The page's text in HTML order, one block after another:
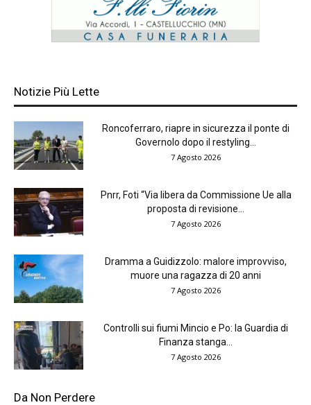
Notizie Più Lette
Roncoferraro, riapre in sicurezza il ponte di
Governolo dopo il restyling...
7 Agosto 2026
Pnrr, Foti “Via libera da Commissione Ue alla
proposta di revisione...
7 Agosto 2026
Dramma a Guidizzolo: malore improvviso,
muore una ragazza di 20 anni
7 Agosto 2026
Controlli sui fiumi Mincio e Po: la Guardia di
Finanza stanga...
7 Agosto 2026
Da Non Perdere